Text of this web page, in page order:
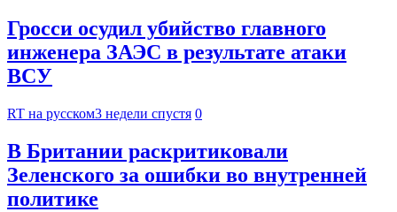
Гросси осудил убийство главного
инженера ЗАЭС в результате атаки
ВСУ
RT на русском3 недели спустя 0
В Британии раскритиковали
Зеленского за ошибки во внутренней
политике